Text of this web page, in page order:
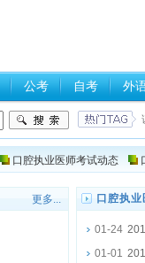
公考 自考 外
口腔执业医师考试动态
更多... 口腔执
01-24
01-01